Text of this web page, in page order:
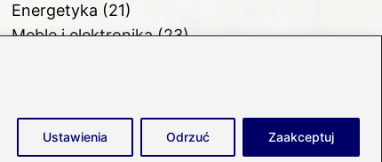
Ustawienia Odrzuć Zaakceptuj
Energetyka (21)
Meble i elektronika(23)